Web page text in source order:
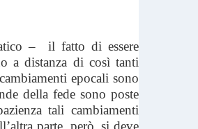
– il fatto di essere
a distanza di così tanti
epocali sono
della fede sono poste
tali cambiamenti
parte, però, si deve